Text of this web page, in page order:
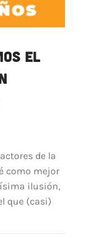
el
de la
como mejor
ilusión,
que (casi)